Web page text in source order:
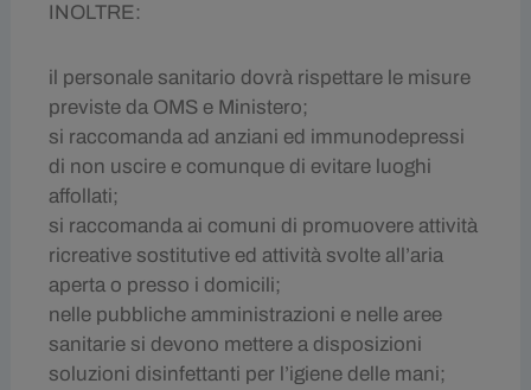
INOLTRE:
il personale sanitario dovrà rispettare le misure
previste da OMS e Ministero;
si raccomanda ad anziani ed immunodepressi
di non uscire e comunque di evitare luoghi
affollati;
si raccomanda ai comuni di promuovere attività
ricreative sostitutive ed attività svolte all’aria
aperta o presso i domicili;
nelle pubbliche amministrazioni e nelle aree
sanitarie si devono mettere a disposizioni
soluzioni disinfettanti per l’igiene delle mani;